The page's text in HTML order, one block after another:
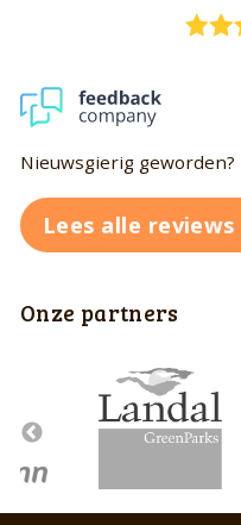
Nieuwsgierig
Lees alle reviews
Onze partners